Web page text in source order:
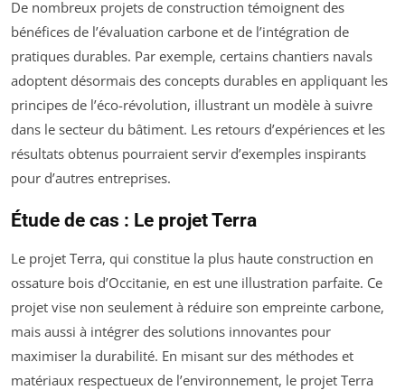
De nombreux projets de construction témoignent des
bénéfices de l’évaluation carbone et de l’intégration de
pratiques durables. Par exemple, certains chantiers navals
adoptent désormais des concepts durables en appliquant les
principes de l’éco-révolution, illustrant un modèle à suivre
dans le secteur du bâtiment. Les retours d’expériences et les
résultats obtenus pourraient servir d’exemples inspirants
pour d’autres entreprises.
Étude de cas : Le projet Terra
Le projet Terra, qui constitue la plus haute construction en
ossature bois d’Occitanie, en est une illustration parfaite. Ce
projet vise non seulement à réduire son empreinte carbone,
mais aussi à intégrer des solutions innovantes pour
maximiser la durabilité. En misant sur des méthodes et
matériaux respectueux de l’environnement, le projet Terra